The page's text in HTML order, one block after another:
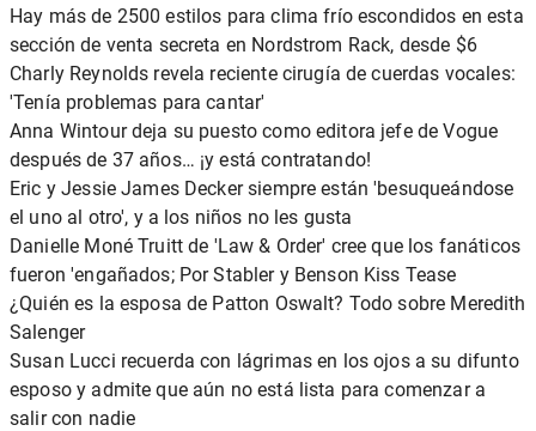
Hay más de 2500 estilos para clima frío escondidos en esta
sección de venta secreta en Nordstrom Rack, desde $6
Charly Reynolds revela reciente cirugía de cuerdas vocales:
'Tenía problemas para cantar'
Anna Wintour deja su puesto como editora jefe de Vogue
después de 37 años… ¡y está contratando!
Eric y Jessie James Decker siempre están 'besuqueándose
el uno al otro', y a los niños no les gusta
Danielle Moné Truitt de 'Law & Order' cree que los fanáticos
fueron 'engañados; Por Stabler y Benson Kiss Tease
¿Quién es la esposa de Patton Oswalt? Todo sobre Meredith
Salenger
Susan Lucci recuerda con lágrimas en los ojos a su difunto
esposo y admite que aún no está lista para comenzar a
salir con nadie